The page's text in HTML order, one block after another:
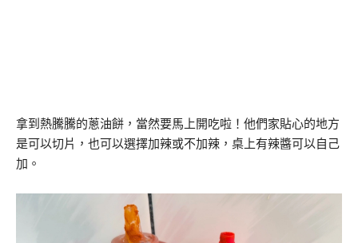
拿到熱騰騰的蔥油餅，當然要馬上開吃啦！他們家貼心的地方
是可以切片，也可以選擇加辣或不加辣，桌上有辣醬可以自己
加。